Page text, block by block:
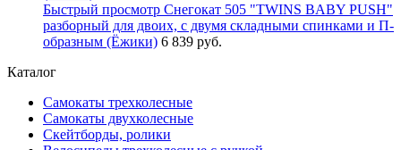
Быстрый просмотр Снегокат 505 "TWINS BABY PUSH"
разборный для двоих, с двумя складными спинками и П-
образным (Ёжики) 6 839 руб.
Каталог
Самокаты трехколесные
Самокаты двухколесные
Скейтборды, ролики